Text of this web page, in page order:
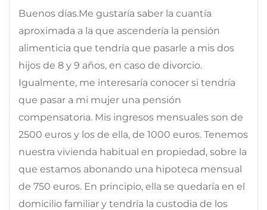
Buenos días.Me gustaría saber la cuantía
aproximada a la que ascendería la pensión
alimenticia que tendría que pasarle a mis dos
hijos de 8 y 9 años, en caso de divorcio.
Igualmente, me interesaría conocer si tendría
que pasar a mi mujer una pensión
compensatoria. Mis ingresos mensuales son de
2500 euros y los de ella, de 1000 euros. Tenemos
nuestra vivienda habitual en propiedad, sobre la
que estamos abonando una hipoteca mensual
de 750 euros. En principio, ella se quedaría en el
domicilio familiar y tendría la custodia de los